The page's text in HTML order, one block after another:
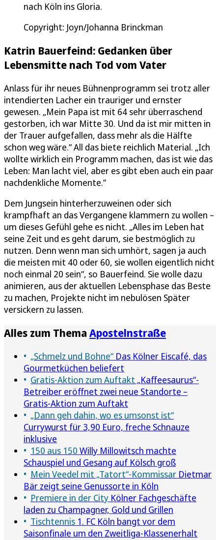
nach Köln ins Gloria.
Copyright: Joyn/Johanna Brinckman
Katrin Bauerfeind: Gedanken über
Lebensmitte nach Tod vom Vater
Anlass für ihr neues Bühnenprogramm sei trotz aller
intendierten Lacher ein trauriger und ernster
gewesen. „Mein Papa ist mit 64 sehr überraschend
gestorben, ich war Mitte 30. Und da ist mir mitten in
der Trauer aufgefallen, dass mehr als die Hälfte
schon weg wäre.“ All das biete reichlich Material. „Ich
wollte wirklich ein Programm machen, das ist wie das
Leben: Man lacht viel, aber es gibt eben auch ein paar
nachdenkliche Momente.“
Dem Jungsein hinterherzuweinen oder sich
krampfhaft an das Vergangene klammern zu wollen –
um dieses Gefühl gehe es nicht. „Alles im Leben hat
seine Zeit und es geht darum, sie bestmöglich zu
nutzen. Denn wenn man sich umhört, sagen ja auch
die meisten mit 40 oder 60, sie wollen eigentlich nicht
noch einmal 20 sein“, so Bauerfeind. Sie wolle dazu
animieren, aus der aktuellen Lebensphase das Beste
zu machen, Projekte nicht im nebulösen Später
versickern zu lassen.
Alles zum Thema Apostelnstraße
„Schmelz und Bohne“ Das Kölner Eiscafé, das
Gourmetküchen beliefert
Gratis-Aktion zum Auftakt „Kaffeesaurus“-
Betreiber eröffnet zwei neue Standorte –
Gratis-Aktion zum Auftakt
„Dann geh dahin, wo es umsonst ist“
Currywurst für 3,90 Euro, freche Schnauze
inklusive
150 aus 150 Willy Millowitsch machte
Schauspiel und Gesang auf Kölsch groß
Mein Veedel mit „Tatort“-Kommissar Dietmar
Bär zeigt seine Genussorte in Köln
Premiere in der City Kölner Fachgeschäfte
laden zu Champagner, Gold und Grillen
Tischtennis 1. FC Köln bangt vor dem
Saisonfinale um den Zweitliga-Klassenerhalt